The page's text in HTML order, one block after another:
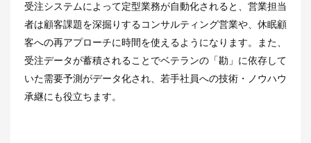
受注システムによって定型業務が自動化されると、営業担当
者は顧客課題を深掘りするコンサルティング営業や、休眠顧
客への再アプローチに時間を使えるようになります。また、
受注データが蓄積されることでベテランの「勘」に依存して
いた需要予測がデータ化され、若手社員への技術・ノウハウ
承継にも役立ちます。